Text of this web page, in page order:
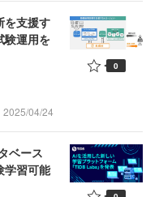
を支援す
験運用を
2025/04/24
0
ベース
学習可能